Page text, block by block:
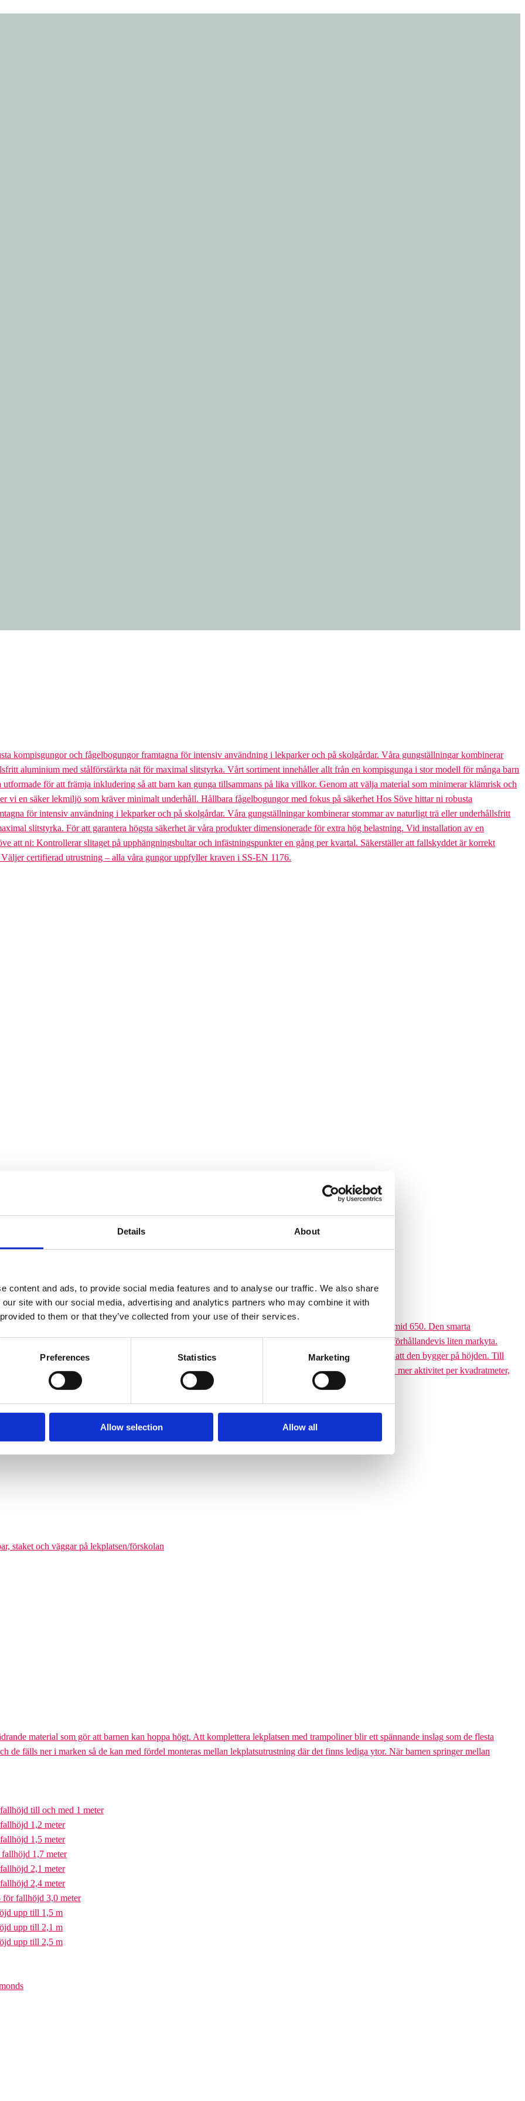
Details About
content and ads, to provide social media features and to analyse our traffic. We also share
site with our social media, advertising and analytics partners who may combine it with
to them or that they’ve collected from your use of their services.
Preferences Statistics Marketing
Allow selection Allow all
kompisgungor och fågelbogungor framtagna för intensiv användning i lekparker och på skolgårdar. Våra gungställningar kombinerar
aluminium med stålförstärkta nät för maximal slitstyrka. Vårt sortiment innehåller allt från en kompisgunga i stor modell för många barn
för att främja inkludering så att barn kan gunga tillsammans på lika villkor. Genom att välja material som minimerar klämrisk och
vi en säker lekmiljö som kräver minimalt underhåll. Hållbara fågelbogungor med fokus på säkerhet Hos Söve hittar ni robusta
för intensiv användning i lekparker och på skolgårdar. Våra gungställningar kombinerar stommar av naturligt trä eller underhållsfritt
slitstyrka. För att garantera högsta säkerhet är våra produkter dimensionerade för extra hög belastning. Vid installation av en
att ni: Kontrollerar slitaget på upphängningsbultar och infästningspunkter en gång per kvartal. Säkerställer att fallskyddet är korrekt
certifierad utrustning – alla våra gungor uppfyller kraven i SS-EN 1176.
finns i flera storlekar, från tre meters höjd upp till den 6,5 meter höga Climbing pyramid 650. Läs mer...
klätterpyramider finns i flera storlekar, från tre meters höjd upp till den 6,5 meter höga Climbing pyramid 650. Den smarta
barn från cirka 6 år och uppåt att klättra på en och samma gång. Dessutom tar klätterpyramiden upp en förhållandevis liten markyta.
med en diameter på cirka 9–14,5 meter. Det som gör klätterpyramiden till ett yteffektivt val är att den bygger på höjden. Till
större plats, maximerar nätstrukturen antalet användare på ytan. Ni får plats med betydligt fler barn och mer aktivitet per kvadratmeter,
och kommunala parker.
där man kan förena leken med matematikutmaningar
staket och väggar på lekplatsen/förskolan
material som gör att barnen kan hoppa högt. Att komplettera lekplatsen med trampoliner blir ett spännande inslag som de flesta
de fälls ner i marken så de kan med fördel monteras mellan lekplatsutrustning där det finns lediga ytor. När barnen springer mellan
till och med 1 meter
1,2 meter
1,5 meter
1,7 meter
2,1 meter
2,4 meter
för fallhöjd 3,0 meter
upp till 1,5 m
upp till 2,1 m
upp till 2,5 m